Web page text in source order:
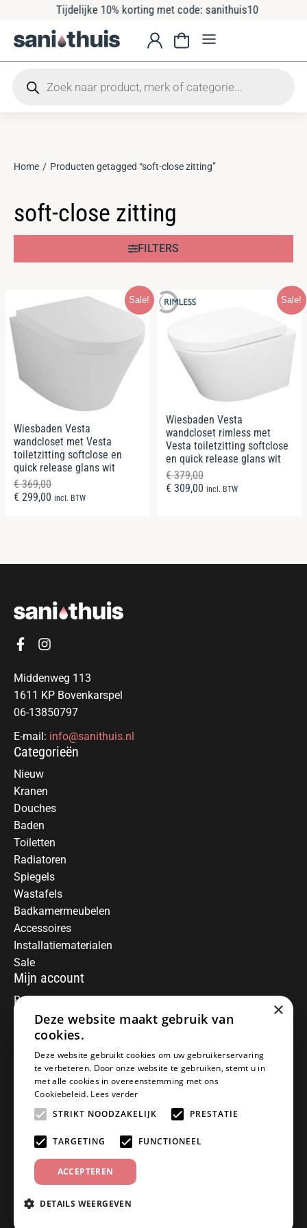
Tijdelijke 10% korting met code: sanithuis10
Je bent hier:
Home Producten getagged “soft-close zitting”
soft-close zitting
FILTERS
Sale!
Wiesbaden Vesta
wandcloset met Vesta
toiletzitting softclose en
quick release glans wit
€369,00
€ 299,00 incl. BTW
Sale!
Wiesbaden Vesta
wandcloset rimless met
Vesta toiletzitting softclose
en quick release glans wit
€379,00
€ 309,00 incl. BTW
Middenweg 113
1611 KP Bovenkarspel
06-13850797
E-mail: info@sanithuis.nl
Categorieën
Nieuw
Kranen
Douches
Baden
Toiletten
Radiatoren
Spiegels
Wastafels
Badkamermeubelen
Accessoires
Installatiematerialen
Sale
Mijn account
Registreren
Mijn bestellingen
Informatie
Over ons
Algemene voorwaarden
Disclaimer
Privacy Policy
Betaalmethoden
Retourneren
Klantenservice
Offerte aanvragen
Contact
×
Deze website maakt gebruik van
cookies.
Deze website gebruikt cookies om uw gebruikerservaring
te verbeteren. Door onze website te gebruiken, stemt u in
met alle cookies in overeenstemming met ons
Cookiebeleid. Lees verder
STRIKT NOODZAKELIJK
PRESTATIE
TARGETING FUNCTIONEEL
ACCEPTEREN
DETAILS WEERGEVEN